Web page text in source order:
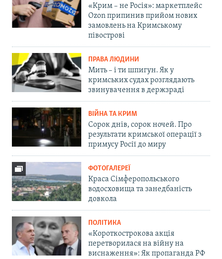
«Крим – не Росія»: маркетплейс
Ozon припинив прийом нових
замовлень на Кримському
півострові
ПРАВА ЛЮДИНИ
Мить – і ти шпигун. Як у
кримських судах розглядають
звинувачення в держзраді
ВІЙНА ТА КРИМ
Сорок днів, сорок ночей. Про
результати кримської операції з
примусу Росії до миру
ФОТОГАЛЕРЕЇ
Краса Сімферопольського
водосховища та занедбаність
довкола
ПОЛІТИКА
«Короткострокова акція
перетворилася на війну на
виснаження»: Як пропаганда РФ